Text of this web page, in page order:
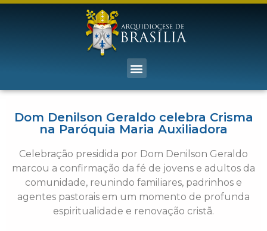
Dom Denilson Geraldo celebra Crisma
na Paróquia Maria Auxiliadora
Celebração presidida por Dom Denilson Geraldo
marcou a confirmação da fé de jovens e adultos da
comunidade, reunindo familiares, padrinhos e
agentes pastorais em um momento de profunda
espiritualidade e renovação cristã.